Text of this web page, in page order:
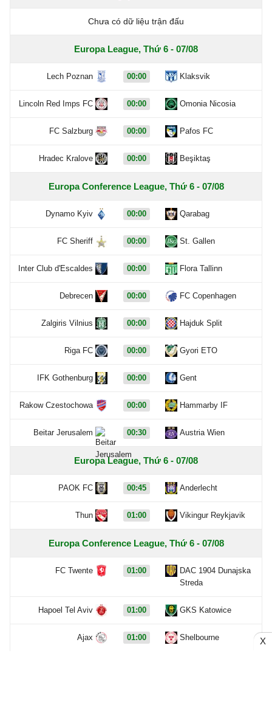
Chưa có dữ liệu trận đấu
Europa League, Thứ 6 - 07/08
Lech Poznan 00:00 Klaksvik
Lincoln Red Imps FC 00:00 Omonia Nicosia
FC Salzburg 00:00 Pafos FC
Hradec Kralove 00:00 Beşiktaş
Europa Conference League, Thứ 6 - 07/08
Dynamo Kyiv 00:00 Qarabag
FC Sheriff 00:00 St. Gallen
Inter Club d'Escaldes 00:00 Flora Tallinn
Debrecen 00:00 FC Copenhagen
Zalgiris Vilnius 00:00 Hajduk Split
Riga FC 00:00 Gyori ETO
IFK Gothenburg 00:00 Gent
Rakow Czestochowa 00:00 Hammarby IF
Beitar Jerusalem 00:30 Austria Wien
Europa League, Thứ 6 - 07/08
PAOK FC 00:45 Anderlecht
Thun 01:00 Vikingur Reykjavik
Europa Conference League, Thứ 6 - 07/08
FC Twente 01:00
DAC 1904 Dunajska
Streda
Hapoel Tel Aviv 01:00 GKS Katowice
Ajax 01:00 Shelbourne X